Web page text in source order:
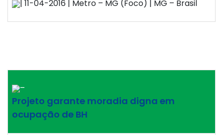
| 11-04-2016 | Metro – MG (Foco) | MG – Brasil
–
Projeto garante moradia digna em
ocupação de BH